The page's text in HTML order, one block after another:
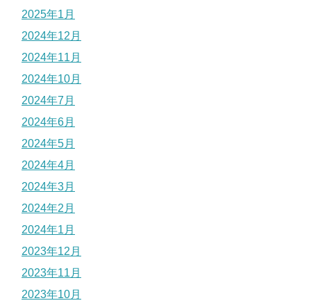
2025年1月
2024年12月
2024年11月
2024年10月
2024年7月
2024年6月
2024年5月
2024年4月
2024年3月
2024年2月
2024年1月
2023年12月
2023年11月
2023年10月